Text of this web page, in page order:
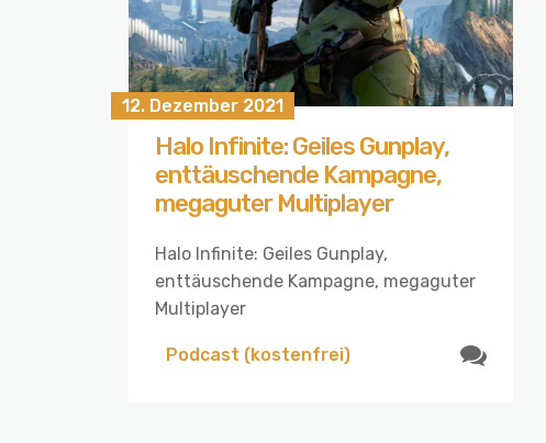
12. Dezember 2021
Halo Infinite: Geiles Gunplay,
enttäuschende Kampagne,
megaguter Multiplayer
Halo Infinite: Geiles Gunplay,
enttäuschende Kampagne, megaguter
Multiplayer
Podcast (kostenfrei)